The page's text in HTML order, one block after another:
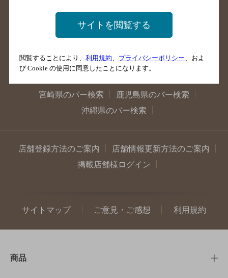
島根県のバー検索
徳島県のバー検索
香川県のバー検索
愛媛県のバー検索
長崎県のバー検索
佐賀県のバー検索
宮崎県のバー検索
鹿児島県のバー検索
沖縄県のバー検索
店舗登録方法のご案内
店舗情報更新方法のご案内
掲載店舗様ログイン
サイトマップ ご意見・ご感想 利用規約
商品
サイトを閲覧する
閲覧することにより、 利用規約 プライバシーポリシー 、およ
び Cookie の使用に同意したことになります。